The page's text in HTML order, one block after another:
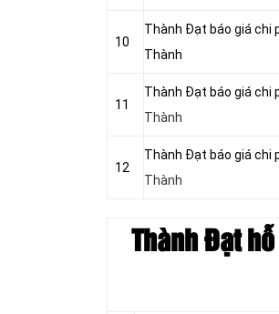
10
Thành Đạt báo giá chi
Thành
11
Thành Đạt báo giá chi
Thành
12
Thành Đạt báo giá chi
Thành
Thành Đạt